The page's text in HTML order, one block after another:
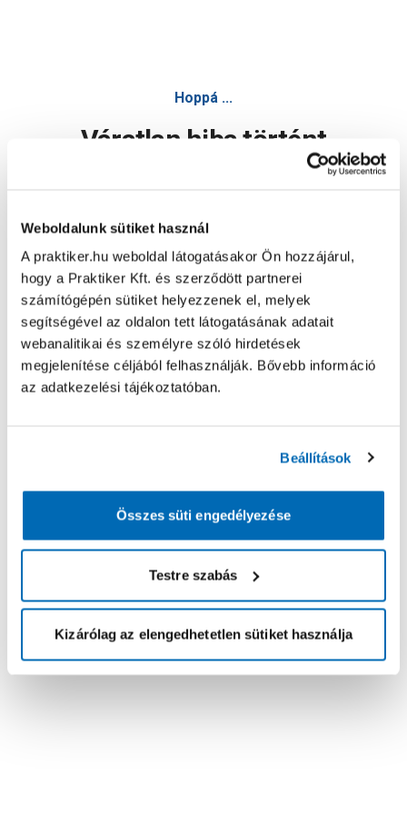
Weboldalunk sütiket használ
A praktiker.hu weboldal látogatásakor Ön hozzájárul,
hogy a Praktiker Kft. és szerződött partnerei
számítógépén sütiket helyezzenek el, melyek
segítségével az oldalon tett látogatásának adatait
webanalitikai és személyre szóló hirdetések
megjelenítése céljából felhasználják. Bővebb információ
az adatkezelési tájékoztatóban.
Beállítások
Összes süti engedélyezése
Testre szabás
Kizárólag az elengedhetetlen sütiket használja
Hoppá ...
Váratlan hiba történt
Oldal újratöltése